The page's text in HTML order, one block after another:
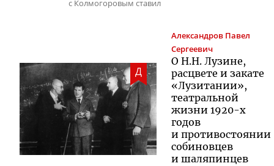
с Колмогоровым ставил
Д
Александров Павел
Сергеевич
О Н.Н. Лузине,
расцвете и закате
«Лузитании»,
театральной
жизни 1920-х
годов
и противостоянии
собиновцев
и шаляпинцев